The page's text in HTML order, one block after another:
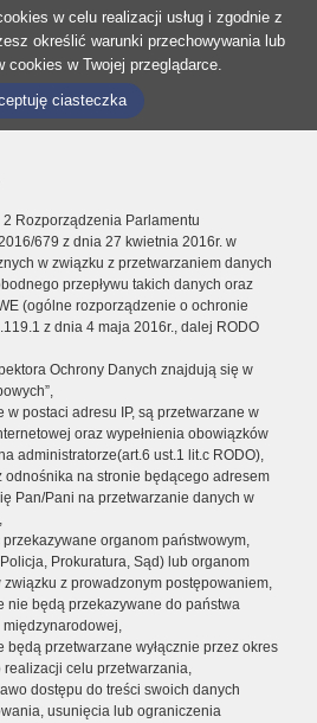
w celu realizacji usług i zgodnie z
określić warunki przechowywania lub
cookies w Twojej przeglądarce.
ciasteczka
Rozporządzenia Parlamentu
679 z dnia 27 kwietnia 2016r. w
w związku z przetwarzaniem danych
przepływu takich danych oraz
(ogólne rozporządzenie o ochronie
z dnia 4 maja 2016r., dalej RODO
Ochrony Danych znajdują się w
postaci adresu IP, są przetwarzane w
oraz wypełnienia obowiązków
administratorze(art.6 ust.1 lit.c RODO),
odnośnika na stronie będącego adresem
Pan/Pani na przetwarzanie danych w
organom państwowym,
Prokuratura, Sąd) lub organom
z prowadzonym postępowaniem,
nie będą przekazywane do państwa
przetwarzane wyłącznie przez okres
celu przetwarzania,
dostępu do treści swoich danych
usunięcia lub ograniczenia